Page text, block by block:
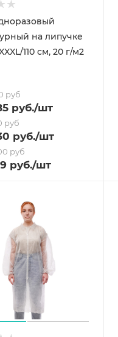
на липучке
110 см, 20 г/м2
руб
руб./шт
руб
руб./шт
руб
руб./шт